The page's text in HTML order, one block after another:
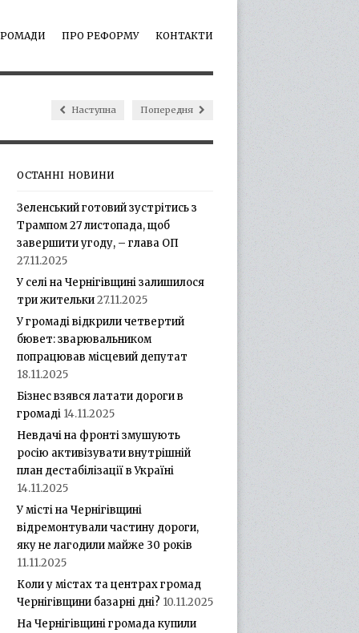
ПРО РЕФОРМУ КОНТАКТИ
Наступна Попередня
ОСТАННІ НОВИНИ
Зеленський готовий зустрітись з
Трампом 27 листопада, щоб
завершити угоду, – глава ОП
27.11.2025
У селі на Чернігівщині залишилося
три жительки27.11.2025
У громаді відкрили четвертий
бювет: зварювальником
попрацював місцевий депутат
18.11.2025
Бізнес взявся латати дороги в
громаді 14.11.2025
Невдачі на фронті змушують
росію активізувати внутрішній
план дестабілізації в Україні
14.11.2025
У місті на Чернігівщині
відремонтували частину дороги,
яку не лагодили майже 30 років
11.11.2025
Коли у містах та центрах громад
Чернігівщини базарні дні? 10.11.2025
На Чернігівщині громада купили